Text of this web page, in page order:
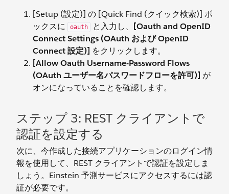
[Setup (設定)] の [Quick Find (クイック検索)] ボ
ックスに
oauth と入力し、
[Oauth and OpenID
Connect Settings (OAuth および OpenID
Connect 設定)] をクリックします。
[Allow Oauth Username-Password Flows
(OAuth ユーザー名パスワードフローを許可)] が
オンになっていることを確認します。
ステップ 3: REST クライアントで
認証を設定する
次に、今作成した接続アプリケーションのログイン情
報を使用して、REST クライアントで認証を設定しま
しょう。Einstein 予測サービスにアクセスするには認
証が必要です。